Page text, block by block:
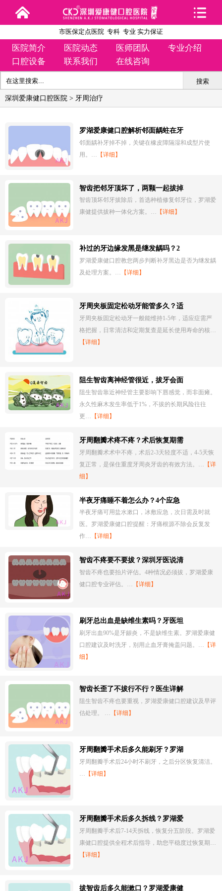
市医保定点医院 专科 专业 实力保证
医院简介 医院动态 医师团队
专业介绍
口腔设备
联系我们 在线咨询
搜索
深圳爱康健口腔医院 > 牙周治疗
罗湖爱康健口腔解析邻面龋蛀在牙
邻面龋补牙掉不掉，关键在橡皮障隔湿和成型片使
用。…
【详细】
智齿把邻牙顶坏了，两颗一起拔掉
智齿顶坏邻牙拔除后，首选种植修复邻牙位，罗湖爱
康健提供拔种一体化方案。… 【详细】
补过的牙边缘发黑是继发龋吗？2
罗湖爱康健口腔教您两步判断补牙黑边是否为继发龋
及处理方案。… 【详细】
牙周夹板固定松动牙能管多久？适
牙周夹板固定松动牙一般能维持1-5年，适应症需严
格把握，日常清洁和定期复查是延长使用寿命的核…
【详细】
阻生智齿离神经管很近，拔牙会面
阻生智齿靠近神经管主要影响下唇感觉，而非面瘫。
永久性麻木发生率低于1%，不拔的长期风险往往
更…
【详细】
牙周翻瓣术疼不疼？术后恢复期需
牙周翻瓣术术中不疼，术后2-3天轻度不适，4-5天恢
复正常，是保住重度牙周炎牙齿的有效方法。…
【详
细】
半夜牙痛睡不着怎么办？4个应急
半夜牙痛可用盐水漱口，冰敷应急，次日需及时就
医。罗湖爱康健口腔提醒：牙痛根源不除会反复发
作… 【详细】
智齿不疼要不要拔？深圳牙医说清
智齿不疼也要拍片评估。4种情况必须拔，罗湖爱康
健口腔专业评估。… 【详细】
刷牙总出血是缺维生素吗？牙医坦
刷牙出血90%是牙龈炎，不是缺维生素。罗湖爱康健
口腔建议及时洗牙，别用止血牙膏掩盖问题。…
【详
细】
智齿长歪了不拔行不行？医生详解
阻生智齿不疼也要重视，罗湖爱康健口腔建议及早评
估处理。 … 【详细】
牙周翻瓣手术后多久能刷牙？罗湖
牙周翻瓣手术后24小时不刷牙，之后分区恢复清洁。
【详细】
牙周翻瓣手术后多久拆线？罗湖爱
牙周翻瓣手术后7-14天拆线，恢复分五阶段。罗湖爱
康健口腔提供全程术后指导，助您平稳度过恢复期…
【详细】
拔智齿后多久能漱口？罗湖爱康健